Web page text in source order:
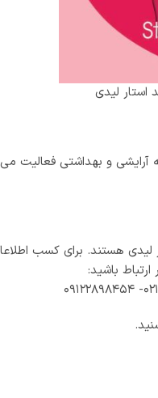
استار لیدی
آرایشی و بهداشتی فعالیت
کمال میل آماده پاسخگویی به سوالات شما و ارائه مشاوره
باشید: